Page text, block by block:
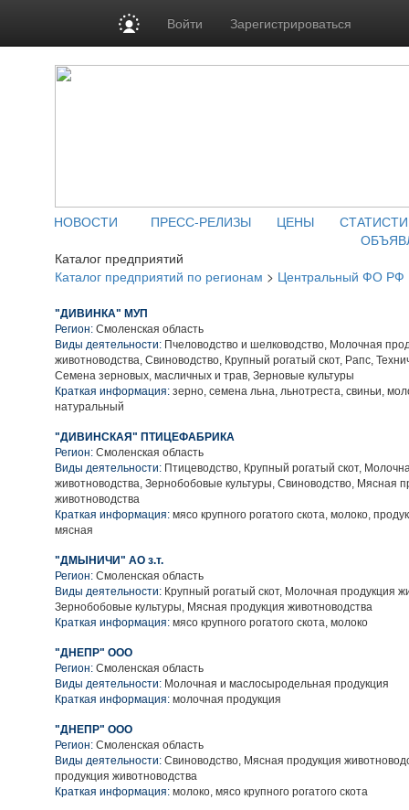
Войти Зарегистрироваться
НОВОСТИ ПРЕСС-РЕЛИЗЫ ЦЕНЫ
Каталог предприятий
Каталог предприятий по регионам > Центральный ФО РФ
"ДИВИНКА" МУП
Регион: Смоленская область
Виды деятельности: Пчеловодство и шелководство, Молочная
животноводства, Свиноводство, Крупный рогатый скот, Рапс,
Семена зерновых, масличных и трав, Зерновые культуры
Краткая информация: зерно, семена льна, льнотреста, свиньи,
натуральный
"ДИВИНСКАЯ" ПТИЦЕФАБРИКА
Регион: Смоленская область
Виды деятельности: Птицеводство, Крупный рогатый скот,
животноводства, Зернобобовые культуры, Свиноводство, Мясная
животноводства
Краткая информация: мясо крупного рогатого скота, молоко,
мясная
"ДМЫНИЧИ" АО з.т.
Регион: Смоленская область
Виды деятельности: Крупный рогатый скот, Молочная продукция
Зернобобовые культуры, Мясная продукция животноводства
Краткая информация: мясо крупного рогатого скота, молоко
"ДНЕПР" ООО
Регион: Смоленская область
Виды деятельности: Молочная и маслосыродельная продукция
Краткая информация: молочная продукция
"ДНЕПР" ООО
Регион: Смоленская область
Виды деятельности: Свиноводство, Мясная продукция
продукция животноводства
Краткая информация: молоко, мясо крупного рогатого скота